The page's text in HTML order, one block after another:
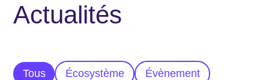
Actualités
Écosystème Évènement
Tous